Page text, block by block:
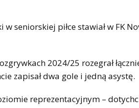
seniorskiej piłce stawiał w FK
2024/25 rozegrał
zapisał dwa gole i jedną asystę.
reprezentacyjnym –